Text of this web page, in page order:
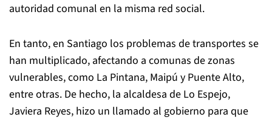
autoridad comunal en la misma red social.
En tanto, en Santiago los problemas de transportes se
han multiplicado, afectando a comunas de zonas
vulnerables, como La Pintana, Maipú y Puente Alto,
entre otras. De hecho, la alcaldesa de Lo Espejo,
Javiera Reyes, hizo un llamado al gobierno para que